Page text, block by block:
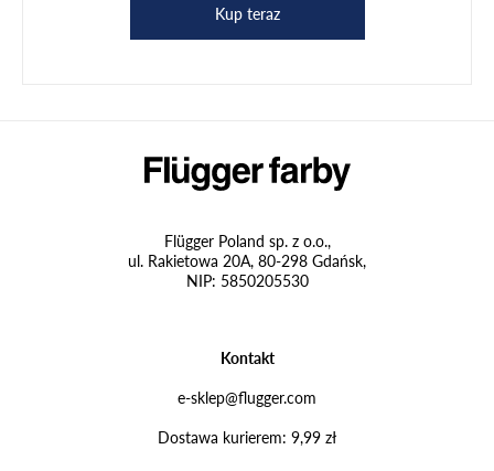
Kup teraz
Flügger Poland sp. z o.o.,
ul. Rakietowa 20A, 80-298 Gdańsk,
NIP: 5850205530
Kontakt
e-sklep@flugger.com
Dostawa kurierem: 9,99 zł